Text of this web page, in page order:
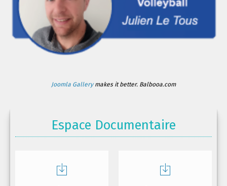
Joomla Gallerymakes it better. Balbooa.com
Espace Documentaire